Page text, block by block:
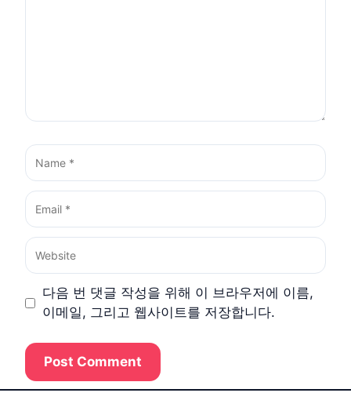
Name
Email
Website
다음 번 댓글 작성을 위해 이 브라우저에 이름,
이메일, 그리고 웹사이트를 저장합니다.